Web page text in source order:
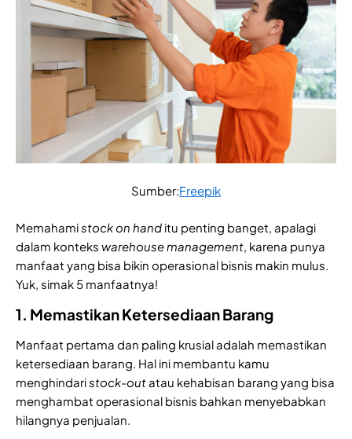
Sumber:Freepik
Memahamistock on hand itu penting banget, apalagi
dalam konteks warehouse management, karena punya
manfaat yang bisa bikin operasional bisnis makin mulus.
Yuk, simak 5 manfaatnya!
1. Memastikan Ketersediaan Barang
Manfaat pertama dan paling krusial adalah memastikan
ketersediaan barang. Hal ini membantu kamu
menghindaristock-outatau kehabisan barang yang bisa
menghambat operasional bisnis bahkan menyebabkan
hilangnya penjualan.